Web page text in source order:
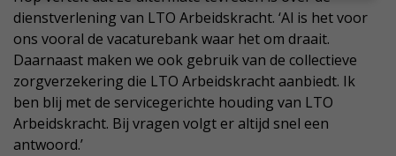
dienstverlening van LTO Arbeidskracht. ‘Al is het voor
ons vooral de vacaturebank waar het om draait.
Daarnaast maken we ook gebruik van de collectieve
zorgverzekering die LTO Arbeidskracht aanbiedt. Ik
ben blij met de servicegerichte houding van LTO
Arbeidskracht. Bij vragen volgt er altijd snel een
antwoord.’